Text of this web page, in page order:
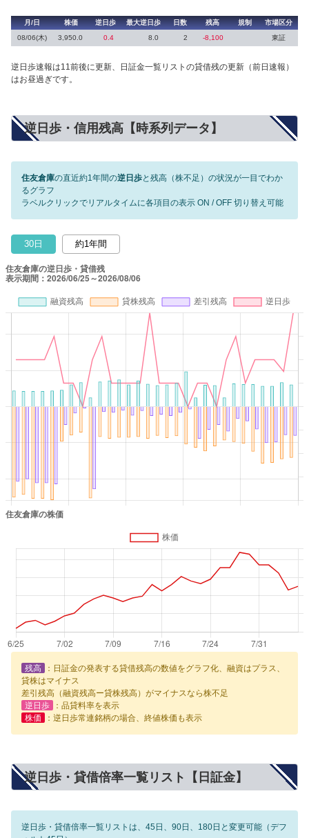
月/日 株価 逆日歩 最大逆日歩 日数 残高 規制
市場区分
08/06(木)
3,950.0 0.4 8.0 2 -8,100 東証
逆日歩速報は11前後に更新、日証金一覧リストの貸借残の更新（前日速報）
はお昼過ぎです。
逆日歩・信用残高【時系列データ】
住友倉庫の直近約1年間の逆日歩と残高（株不足）の状況が一目でわか
るグラフ
ラベルクリックでリアルタイムに各項目の表示 ON / OFF 切り替え可能
30日 約1年間
残高
：日証金の発表する貸借残高の数値をグラフ化、融資はプラス、
貸株はマイナス
差引残高（融資残高ー貸株残高）がマイナスなら株不足
逆日歩
：品貸料率を表示
株価
：逆日歩常連銘柄の場合、終値株価も表示
逆日歩・貸借倍率一覧リスト【日証金】
逆日歩・貸借倍率一覧リストは、45日、90日、180日と変更可能（デフ